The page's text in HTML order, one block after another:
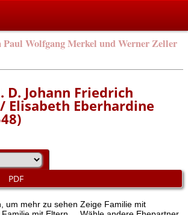
Wolfgang Merkel und Werner Zeller
D. Johann Friedrich
/ Elisabeth Eberhardine
PDF
um mehr zu sehen Zeige Familie mit